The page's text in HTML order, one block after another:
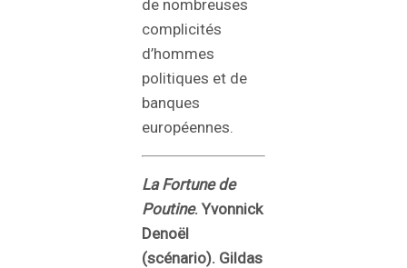
de nombreuses
complicités
d’hommes
politiques et de
banques
européennes.
La Fortune de
Poutine. Yvonnick
Denoël
(scénario). Gildas